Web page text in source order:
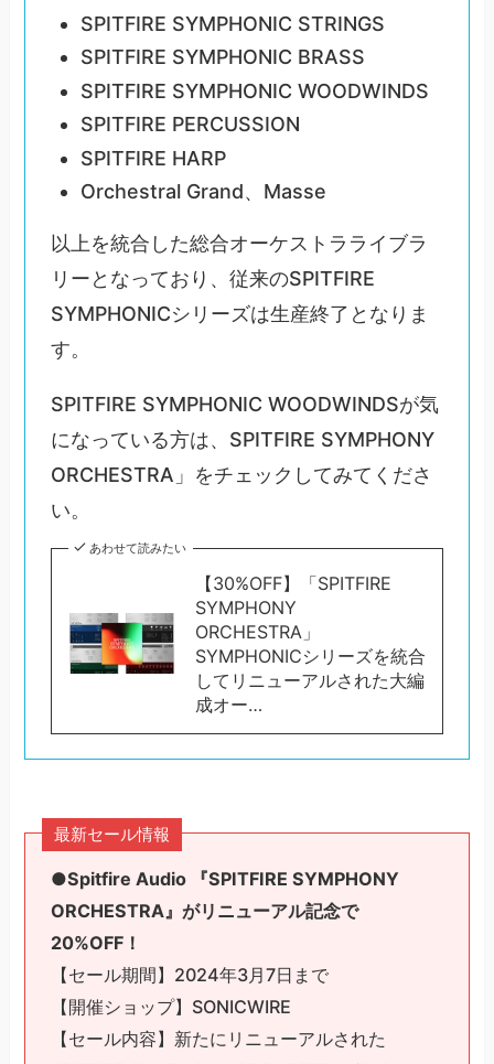
SPITFIRE SYMPHONIC STRINGS
SPITFIRE SYMPHONIC BRASS
SPITFIRE SYMPHONIC WOODWINDS
SPITFIRE PERCUSSION
SPITFIRE HARP
Orchestral Grand、Masse
以上を統合した総合オーケストラライブラ
リーとなっており、従来のSPITFIRE
SYMPHONICシリーズは生産終了となりま
す。
SPITFIRE SYMPHONIC WOODWINDSが気
になっている方は、SPITFIRE SYMPHONY
ORCHESTRA」をチェックしてみてくださ
い。
あわせて読みたい
【30%OFF】「SPITFIRE
SYMPHONY
ORCHESTRA」
SYMPHONICシリーズを統合
してリニューアルされた大編
成オー…
最新セール情報
●Spitfire Audio 『SPITFIRE SYMPHONY
ORCHESTRA』がリニューアル記念で
20%OFF！
【セール期間】2024年3月7日まで
【開催ショップ】SONICWIRE
【セール内容】新たにリニューアルされた